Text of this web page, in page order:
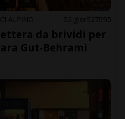
ALPINO 2 gior 27 95
da brividi per
Gut-Behrami